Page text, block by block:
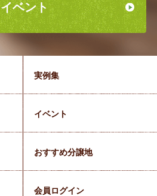
イベント
実例集
イベント
おすすめ分譲地
会員ログイン